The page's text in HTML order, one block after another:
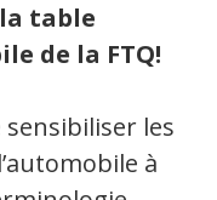
table
de la FTQ!
les
à